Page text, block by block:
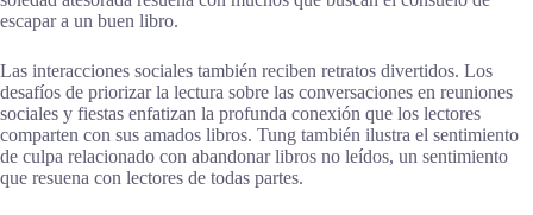
escapar a un buen libro.
Las interacciones sociales también reciben retratos divertidos. Los
desafíos de priorizar la lectura sobre las conversaciones en reuniones
sociales y fiestas enfatizan la profunda conexión que los lectores
comparten con sus amados libros. Tung también ilustra el sentimiento
de culpa relacionado con abandonar libros no leídos, un sentimiento
que resuena con lectores de todas partes.